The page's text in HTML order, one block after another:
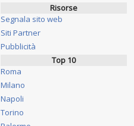
Risorse
Segnala sito web
Siti Partner
Pubblicità
Top 10
Roma
Milano
Napoli
Torino